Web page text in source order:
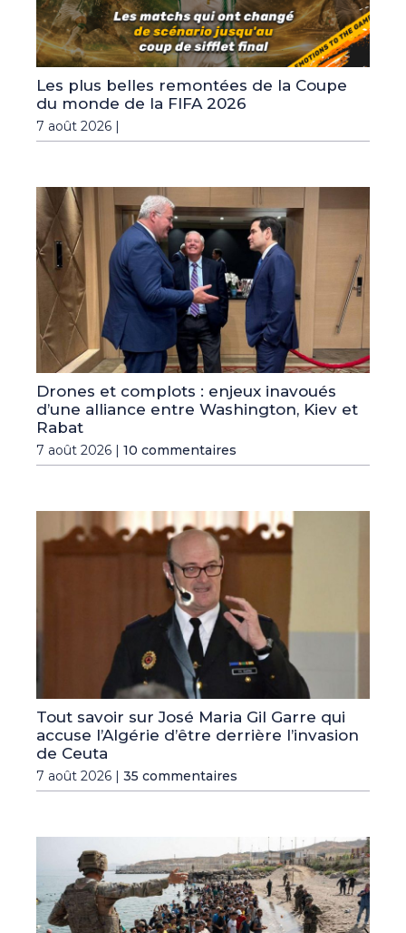
Les plus belles remontées de la Coupe
du monde de la FIFA 2026
7 août 2026 |
Drones et complots : enjeux inavoués
d’une alliance entre Washington, Kiev et
Rabat
7 août 2026 | 10 commentaires
Tout savoir sur José Maria Gil Garre qui
accuse l’Algérie d’être derrière l’invasion
de Ceuta
7 août 2026 | 35 commentaires